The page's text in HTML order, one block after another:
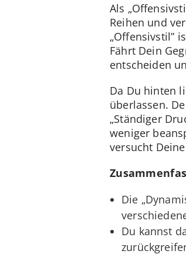
Als
Reihen und
„Offensivstil”
Fährt Dein
entscheiden
Da Du hinten
überlassen.
„Ständiger
weniger
versucht
Die
Du kannst